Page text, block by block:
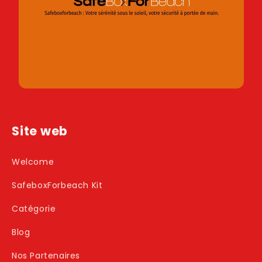
Site web
Welcome
SafeboxForbeach Kit
Catégorie
Blog
Nos Partenaires